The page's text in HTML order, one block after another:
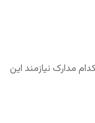
مدارک نیازمند این